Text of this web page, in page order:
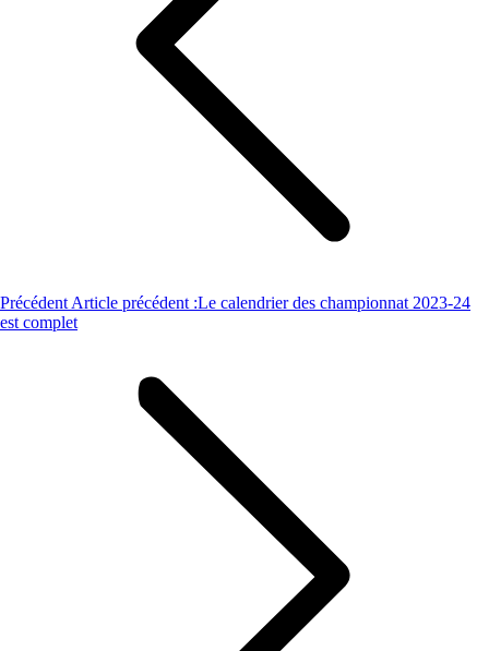
Précédent Article précédent :Le calendrier des championnat 2023-24
est complet